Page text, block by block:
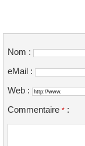
Nom :
eMail :
Web :
Commentaire * :